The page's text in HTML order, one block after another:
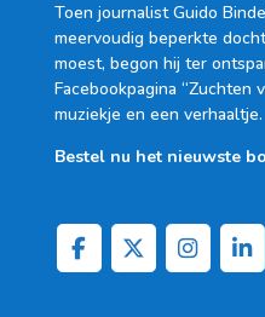
Toen journalist Guido
meervoudig beperkte
moest, begon hij ter
Facebookpagina “Zuchten
muziekje en een verhaaltje.
Bestel nu het nieuwste